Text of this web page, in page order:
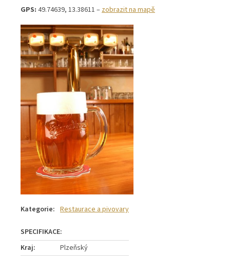
GPS: 49.74639, 13.38611 –zobrazit na mapě
Kategorie: Restaurace a pivovary
Kraj:
Plzeňský